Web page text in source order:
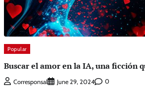
Popular
Buscar el amor en la IA, una ficción
Corresponsal June 29, 2024 0